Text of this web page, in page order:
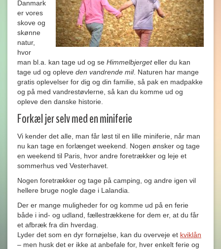
Danmark
er vores
skove og
skønne
natur,
hvor
man bl.a. kan tage ud og se Himmelbjergeteller du kan
tage ud og opleve den vandrende mil. Naturen har mange
gratis oplevelser for dig og din familie, så pak en madpakke
og på med vandrestøvlerne, så kan du komme ud og
opleve den danske historie.
Forkæl jer selv med en miniferie
Vi kender det alle, man får løst til en lille miniferie, når man
nu kan tage en forlænget weekend. Nogen ønsker og tage
en weekend til Paris, hvor andre foretrækker og leje et
sommerhus ved Vesterhavet.
Nogen foretrækker og tage på camping, og andre igen vil
hellere bruge nogle dage i Lalandia.
Der er mange muligheder for og komme ud på en ferie
både i ind- og udland, fællestrækkene for dem er, at du får
et afbræk fra din hverdag.
Lyder det som en dyr fornøjelse, kan du overveje et kviklån
– men husk det er ikke at anbefale for, hver enkelt ferie og